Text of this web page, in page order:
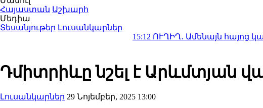
Հայաստան Աշխարհ
Մեդիա
Տեսանյութեր Լուսանկարներ
ՈՒՂԻՂ․ Ամենայն հայոց կաթողիկոսը
Դմիտրիևը նշել է Արևմտյան
Լուսանկարներ 29 Նոյեմբեր, 2025 13:00